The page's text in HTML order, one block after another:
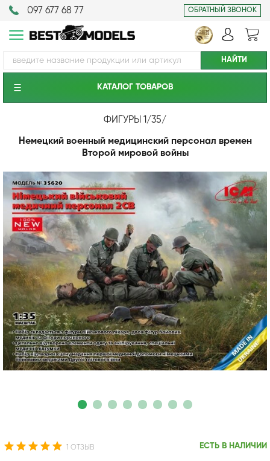
097 677 68 77 ОБРАТНЫЙ ЗВОНОК
КАТАЛОГ ТОВАРОВ
ФИГУРЫ 1/35/
Немецкий военный медицинский персонал времен
Второй мировой войны
1 ОТЗЫВ ЕСТЬ В НАЛИЧИИ